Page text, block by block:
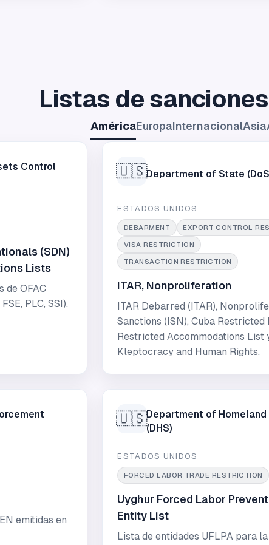
Listas de
AméricaEuropaInternacionalAsia
Control
(SDN)
Lists
de OFAC
PLC, SSI).
🇺🇸Department of State
ESTADOS UNIDOS
DEBARMENT
EXPORT CONTROL
VISA RESTRICTION
TRANSACTION RESTRICTION
ITAR, Nonproliferation
ITAR Debarred (ITAR),
Sanctions (ISN), Cuba Restricted
Restricted Accommodations List
Kleptocracy and Human Rights.
emitidas en
🇺🇸Department of
(DHS)
ESTADOS UNIDOS
FORCED LABOR TRADE RESTRICTION
Uyghur Forced Labor
Entity List
Lista de entidades UFLPA para la